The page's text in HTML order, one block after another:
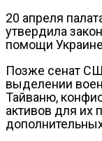
20 апреля
утвердила
помощи
Позже сенат
выделении
Тайваню,
активов для их